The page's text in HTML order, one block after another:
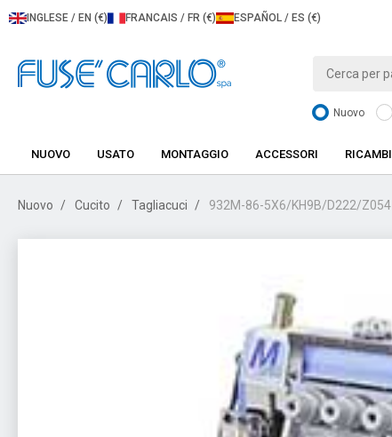
INGLESE / EN (€) FRANCAIS / FR (€) ESPAÑOL / ES (€)
Nuovo
NUOVO USATO MONTAGGIO ACCESSORI RICAMBI
Nuovo Cucito Tagliacuci 932M-86-5X6/KH9B/D222/Z054